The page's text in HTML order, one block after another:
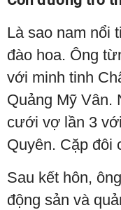
Là sao nam nổi
đào hoa. Ông
với minh tinh
Quảng Mỹ Vân.
cưới vợ lần 3
Quyên. Cặp đôi
Sau kết hôn,
động sản và